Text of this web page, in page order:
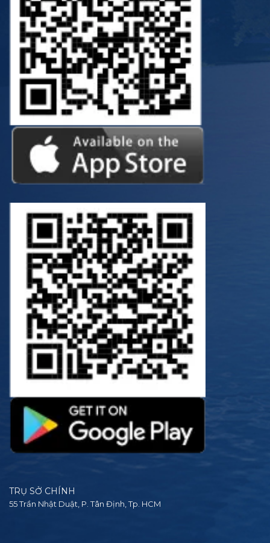
TRỤ SỞ CHÍNH
55 Trần Nhật Duật, P. Tân Định, Tp. HCM